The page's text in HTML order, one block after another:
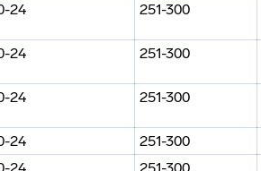
24
251-300
24
251-300
24
251-300
24
251-300